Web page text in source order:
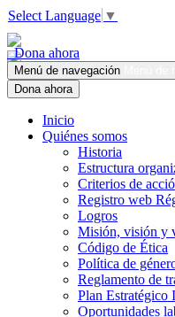
Select Language ▼
Dona ahora
Menú de navegación
Dona ahora
Inicio
Quiénes somos
Historia
Estructura
Criterios de
Registro web
Logros
Misión, visión y
Código de Ética
Política de
Reglamento de
Plan Estratégico
Oportunidades